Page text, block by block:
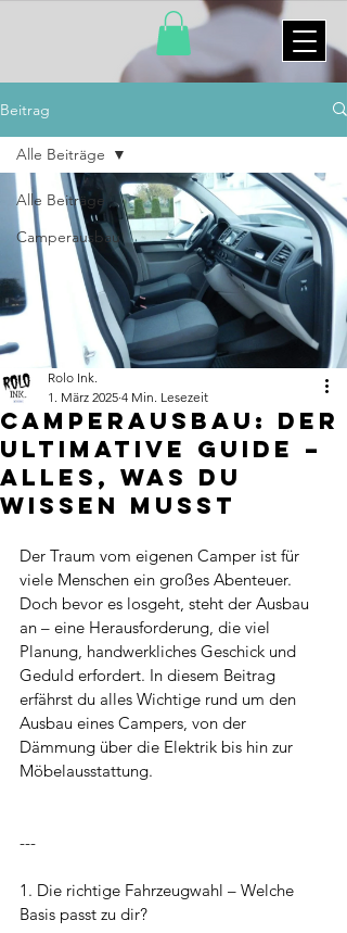
Beitrag
Alle Beiträge
Camperausbau
Alle Beiträge
Camperausbau: Der
ultimative Guide –
Alles, was du
wissen musst
Rolo Ink.
1. März 2025 4 Min. Lesezeit
Der Traum vom eigenen Camper ist für
viele Menschen ein großes Abenteuer.
Doch bevor es losgeht, steht der Ausbau
an – eine Herausforderung, die viel
Planung, handwerkliches Geschick und
Geduld erfordert. In diesem Beitrag
erfährst du alles Wichtige rund um den
Ausbau eines Campers, von der
Dämmung über die Elektrik bis hin zur
Möbelausstattung.
---
1. Die richtige Fahrzeugwahl – Welche
Basis passt zu dir?